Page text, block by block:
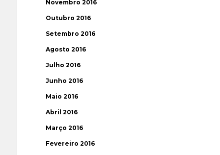
Novembro 2016
Outubro 2016
Setembro 2016
Agosto 2016
Julho 2016
Junho 2016
Maio 2016
Abril 2016
Março 2016
Fevereiro 2016